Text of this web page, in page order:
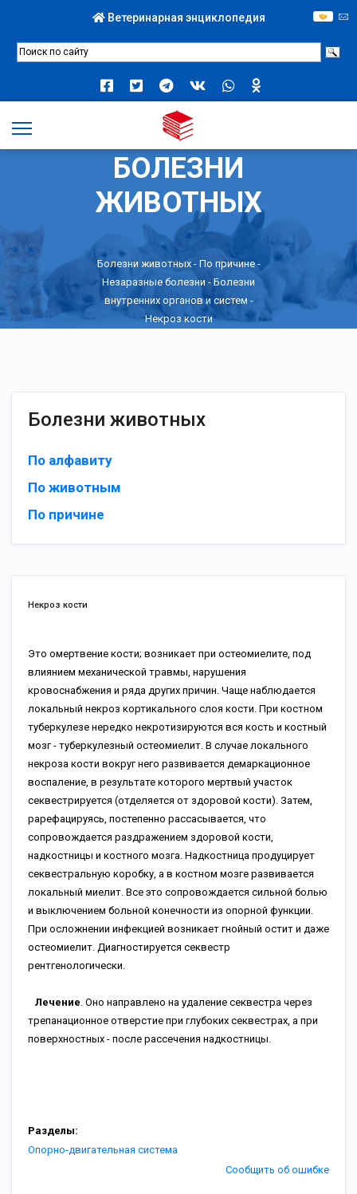
Ветеринарная энциклопедия
БОЛЕЗНИ
ЖИВОТНЫХ
Болезни животных - По причине-
Незаразные болезни - Болезни
внутренних органов и систем -
Некроз кости
Болезни животных
По алфавиту
По животным
По причине
Некроз кости
Это омертвение кости; возникает при остеомиелите, под
влиянием механической травмы, нарушения
кровоснабжения и ряда других причин. Чаще наблюдается
локальный некроз кортикального слоя кости. При костном
туберкулезе нередко некротизируются вся кость и костный
мозг - туберкулезный остеомиелит. В случае локального
некроза кости вокруг него развивается демаркационное
воспаление, в результате которого мертвый участок
секвестрируется (отделяется от здоровой кости). Затем,
рарефацируясь, постепенно рассасывается, что
сопровождается раздражением здоровой кости,
надкостницы и костного мозга. Надкостница продуцирует
секвестральную коробку, а в костном мозге развивается
локальный миелит. Все это сопровождается сильной болью
и выключением больной конечности из опорной функции.
При осложнении инфекцией возникает гнойный остит и даже
остеомиелит. Диагностируется секвестр
рентгенологически.
Лечение. Оно направлено на удаление секвестра через
трепанационное отверстие при глубоких секвестрах, а при
поверхностных - после рассечения надкостницы.
Разделы:
Опорно-двигательная система
Сообщить об ошибке